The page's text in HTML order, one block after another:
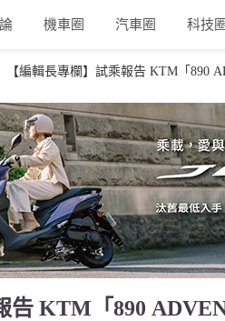
機車圈 汽車圈 科技圈
【編輯長專欄】試乘報告 KTM「890
告 KTM「890